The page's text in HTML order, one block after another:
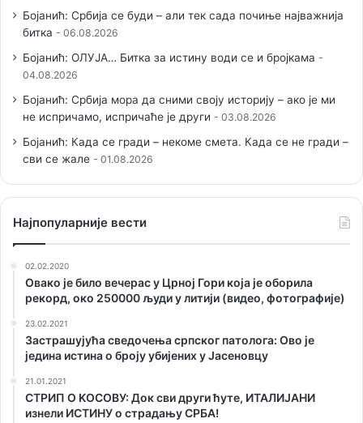
Бојанић: Србија се буди – али тек сада почиње најважнија
битка
06.08.2026
Бојанић: ОЛУЈА… Битка за истину води се и бројкама
04.08.2026
Бојанић: Србија мора да сними своју историју – ако је ми
не испричамо, испричаће је други
03.08.2026
Бојанић: Када се гради – некоме смета. Када се не гради –
сви се жале
01.08.2026
Наjпопуларније вести
02.02.2020
Овако је било вечерас у Црној Гори која је оборила
рекорд, око 250000 људи у литији (видео, фотографије)
23.02.2021
Застрашујућа сведочења српског патолога: Ово је
једина истина о броју убијених у Јасеновцу
21.01.2021
СТРИП О KОСОВУ: Док сви други ћуте, ИТАЛИЈАНИ
изнели ИСТИНУ о страдању СРБА!